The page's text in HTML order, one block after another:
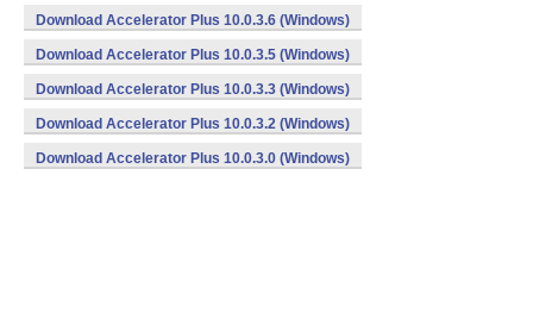
Download Accelerator Plus 10.0.3.6 (Windows)
Download Accelerator Plus 10.0.3.5 (Windows)
Download Accelerator Plus 10.0.3.3 (Windows)
Download Accelerator Plus 10.0.3.2 (Windows)
Download Accelerator Plus 10.0.3.0 (Windows)